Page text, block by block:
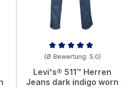
von 5 von 5 Sternen
Durchschnittliche Bewertung
(Ø Bewertung: 5.0)
Levi's® 511™ Herren
Jeans dark indigo worn